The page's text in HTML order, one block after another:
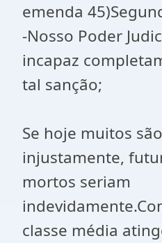
emenda
-Nosso Poder
incapaz
tal sanção;
Se hoje muitos
injustamente,
mortos seriam
classe média